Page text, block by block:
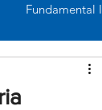
Fundamental I